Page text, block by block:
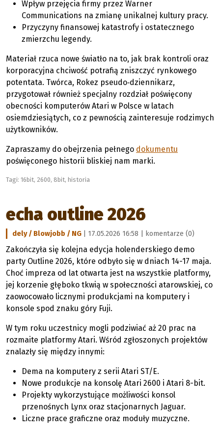
Wpływ przejęcia firmy przez Warner
Communications na zmianę unikalnej kultury pracy.
Przyczyny finansowej katastrofy i ostatecznego
zmierzchu legendy.
Materiał rzuca nowe światło na to, jak brak kontroli oraz
korporacyjna chciwość potrafią zniszczyć rynkowego
potentata. Twórca, Rokez pseudo‑dziennikarz,
przygotował również specjalny rozdział poświęcony
obecności komputerów Atari w Polsce w latach
osiemdziesiątych, co z pewnością zainteresuje rodzimych
użytkowników.
Zapraszamy do obejrzenia pełnego dokumentu
poświęconego historii bliskiej nam marki.
Tagi: 16bit, 2600, 8bit, historia
echa outline 2026
dely / Blowjobb / NG | 17.05.2026 16:58 | komentarze (0)
Zakończyła się kolejna edycja holenderskiego demo
party Outline 2026, które odbyło się w dniach 14-17 maja.
Choć impreza od lat otwarta jest na wszystkie platformy,
jej korzenie głęboko tkwią w społeczności atarowskiej, co
zaowocowało licznymi produkcjami na komputery i
konsole spod znaku góry Fuji.
W tym roku uczestnicy mogli podziwiać aż 20 prac na
rozmaite platformy Atari. Wśród zgłoszonych projektów
znalazły się między innymi:
Dema na komputery z serii Atari ST/E.
Nowe produkcje na konsolę Atari 2600 i Atari 8-bit.
Projekty wykorzystujące możliwości konsol
przenośnych Lynx oraz stacjonarnych Jaguar.
Liczne prace graficzne oraz moduły muzyczne.